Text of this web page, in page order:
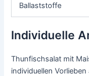
Ballaststoffe
Individuelle
Thunfischsalat mit
individuellen